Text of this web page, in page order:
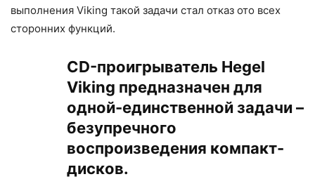
выполнения Viking такой задачи стал отказ ото всех
сторонних функций.
CD-проигрыватель Hegel
Viking предназначен для
одной-единственной задачи –
безупречного
воспроизведения компакт-
дисков.